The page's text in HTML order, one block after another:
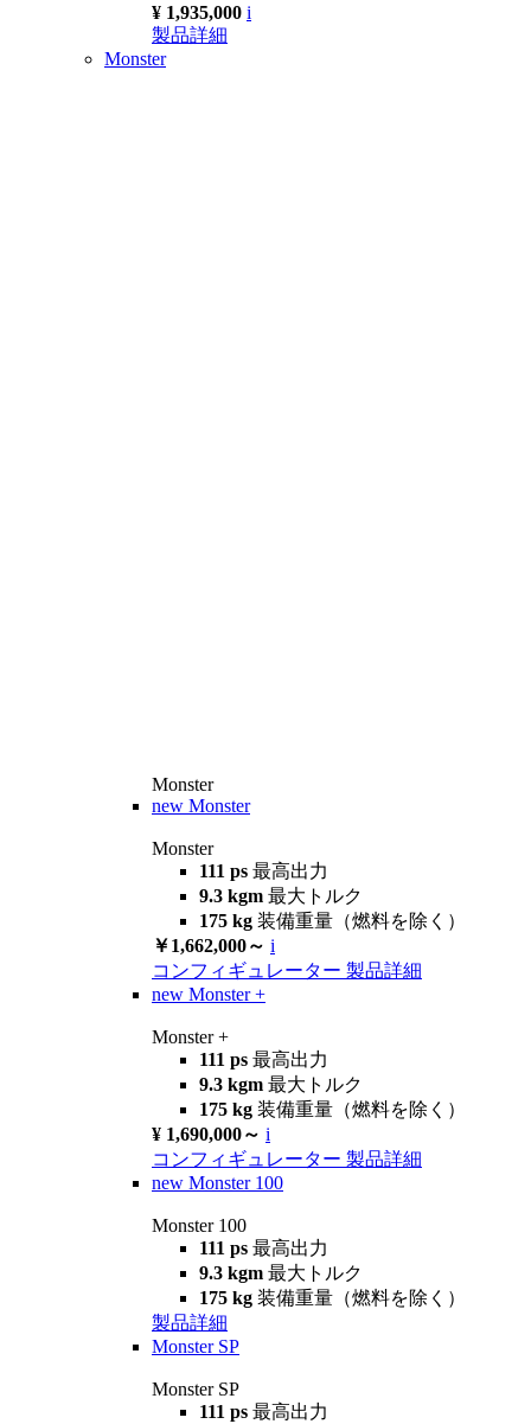
¥ 1,935,000 i
製品詳細
Monster
Monster
new Monster
Monster
111 ps 最高出力
9.3 kgm 最大トルク
175 kg 装備重量（燃料を除く）
￥1,662,000～ i
コンフィギュレーター 製品詳細
new Monster +
Monster +
111 ps 最高出力
9.3 kgm 最大トルク
175 kg 装備重量（燃料を除く）
¥ 1,690,000～ i
コンフィギュレーター 製品詳細
new Monster 100
Monster 100
111 ps 最高出力
9.3 kgm 最大トルク
175 kg 装備重量（燃料を除く）
製品詳細
Monster SP
Monster SP
111 ps 最高出力